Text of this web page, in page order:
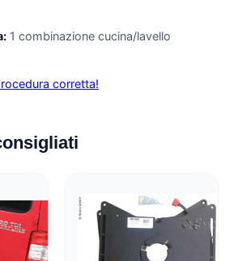
1 combinazione cucina/lavello
corretta!